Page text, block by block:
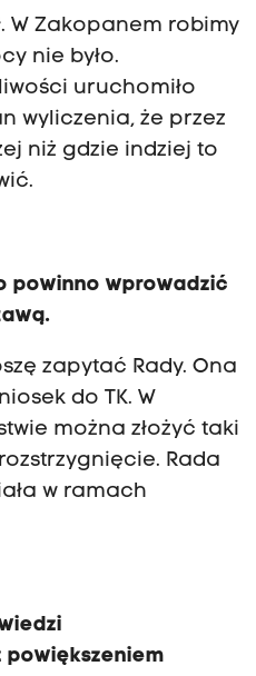
W Zakopanem robimy
nie było.
uruchomiło
wyliczenia, że przez
niż gdzie indziej to
powinno wprowadzić
zapytać Rady. Ona
do TK. W
można złożyć taki
Rada
w ramach
powiększeniem